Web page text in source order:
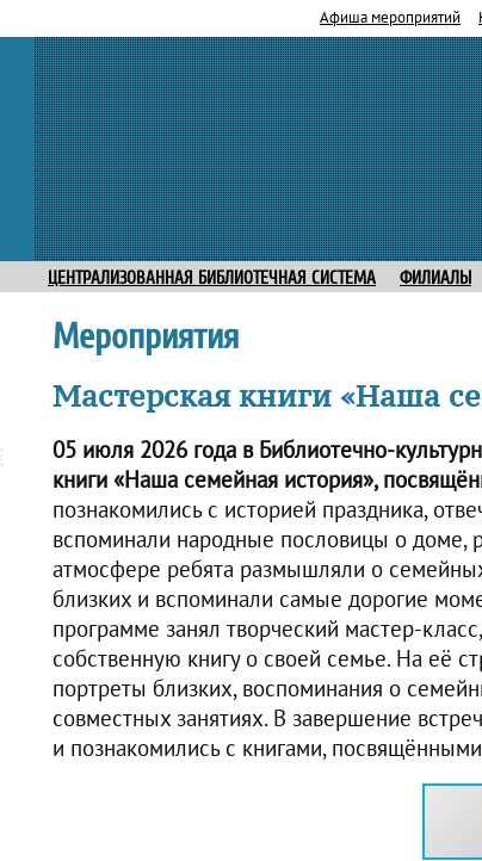
Афиша мероприятий
ЦЕНТРАЛИЗОВАННАЯ БИБЛИОТЕЧНАЯ СИСТЕМА ФИЛИАЛЫ
Мероприятия
Мастерская книги «Наша
05 июля 2026 года в Библиотечно-
книги «Наша семейная история»,
познакомились с историей праздника,
вспоминали народные пословицы о доме,
атмосфере ребята размышляли о
близких и вспоминали самые дорогие
программе занял творческий мастер-
собственную книгу о своей семье. На её
портреты близких, воспоминания о
совместных занятиях. В завершение
и познакомились с книгами,